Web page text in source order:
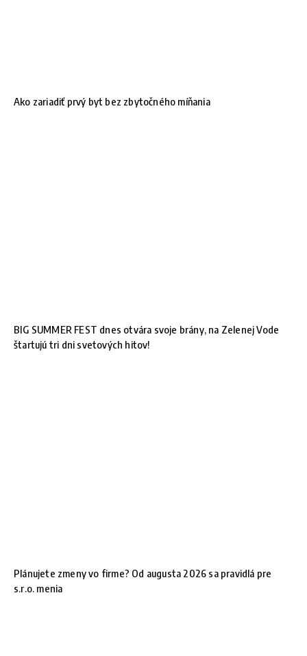
Ako zariadiť prvý byt bez zbytočného míňania
BIG SUMMER FEST dnes otvára svoje brány, na Zelenej Vode
štartujú tri dni svetových hitov!
Plánujete zmeny vo firme? Od augusta 2026 sa pravidlá pre
s.r.o. menia